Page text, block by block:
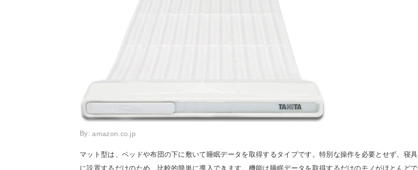
By:amazon.co.jp
マット型は、ベッドや布団の下に敷いて睡眠データを取得するタイプです。特別な操作を必要とせず、寝具
に設置するだけのため、比較的簡単に導入できます。機能は睡眠データを取得するだけのモノがほとんどで